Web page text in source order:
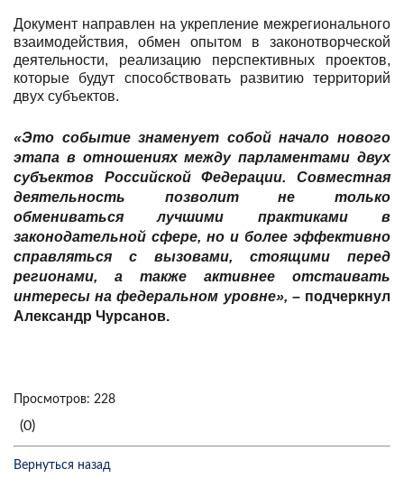
Документ направлен на укрепление межрегионального
взаимодействия, обмен опытом в законотворческой
деятельности, реализацию перспективных проектов,
которые будут способствовать развитию территорий
двух субъектов.
«Это событие знаменует собой начало нового
этапа в отношениях между парламентами двух
субъектов Российской Федерации. Совместная
деятельность позволит не только
обмениваться лучшими практиками в
законодательной сфере, но и более эффективно
справляться с вызовами, стоящими перед
регионами, а также активнее отстаивать
интересы на федеральном уровне», – подчеркнул
Александр Чурсанов.
Просмотров: 228
(0)
Вернуться назад